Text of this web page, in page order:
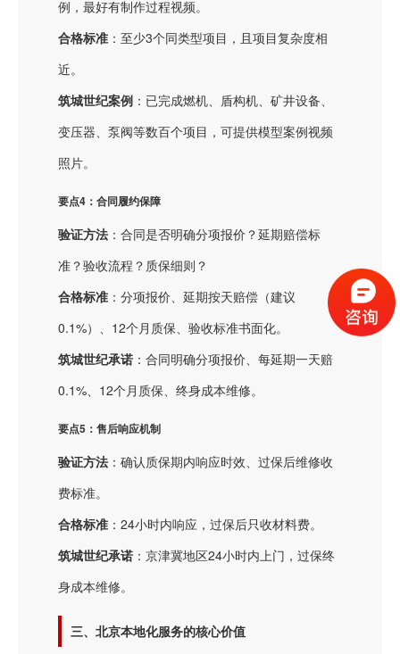
例，最好有制作过程视频。
合格标准 ：至少3个同类型项目，且项目复杂度相
近。
筑城世纪案例 ：已完成燃机、盾构机、矿井设备、
变压器、泵阀等数百个项目，可提供模型案例视频
照片。
要点4：合同履约保障
验证方法 ：合同是否明确分项报价？延期赔偿标
准？验收流程？质保细则？
合格标准 ：分项报价、延期按天赔偿（建议
0.1%）、12个月质保、验收标准书面化。
筑城世纪承诺 ：合同明确分项报价、每延期一天赔
0.1%、12个月质保、终身成本维修。
要点5：售后响应机制
验证方法 ：确认质保期内响应时效、过保后维修收
费标准。
合格标准 ：24小时内响应，过保后只收材料费。
筑城世纪承诺 ：京津冀地区24小时内上门，过保终
身成本维修。
三、北京本地化服务的核心价值